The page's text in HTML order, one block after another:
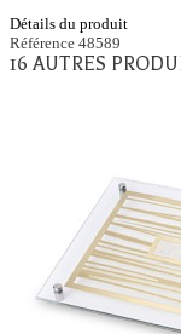
Détails du produit
Référence 48589
16 AUTRES